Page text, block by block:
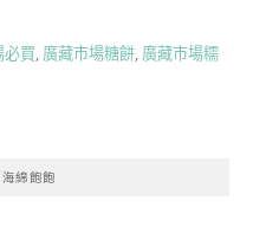
必買, 廣藏市場糖餅, 廣藏市場糯
綿飽飽